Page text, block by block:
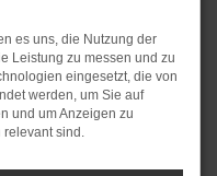
und dein
neuesten Stand
nur ein
auch dazu
nicht mehr
es uns, die Nutzung der
Leistung zu messen und zu
eingesetzt, die von
werden, um Sie auf
und um Anzeigen zu
relevant sind.